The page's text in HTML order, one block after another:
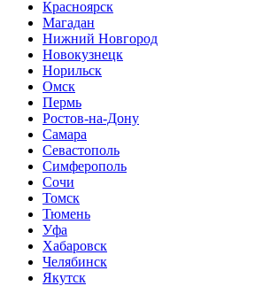
Красноярск
Магадан
Нижний Новгород
Новокузнецк
Норильск
Омск
Пермь
Ростов-на-Дону
Самара
Севастополь
Симферополь
Сочи
Томск
Тюмень
Уфа
Хабаровск
Челябинск
Якутск